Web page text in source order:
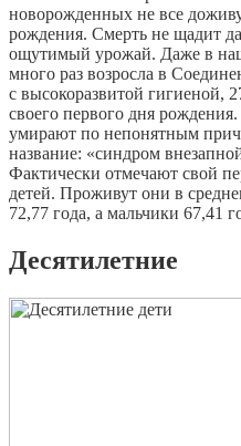
новорожденных не все
рождения. Смерть не щадит
ощутимый урожай. Даже в
много раз возросла в
с высокоразвитой гигиеной,
своего первого дня
умирают по непонятным
название: «синдром
Фактически отмечают свой
детей. Проживут они в
72,77 года, а мальчики 67,41
Десятилетние